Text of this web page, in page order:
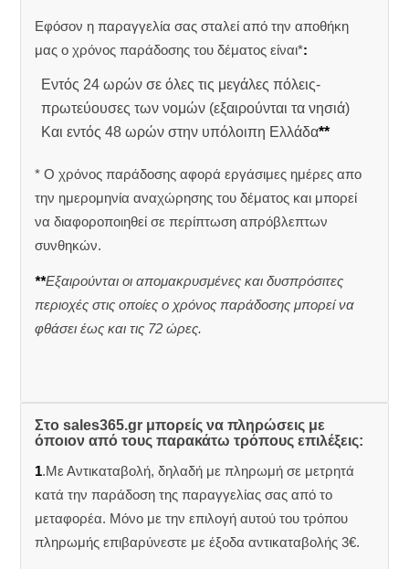
Εφόσον η παραγγελία σας σταλεί από την αποθήκη
μας ο χρόνος παράδοσης του δέματος είναι*:
Εντός 24 ωρών σε όλες τις μεγάλες πόλεις-
πρωτεύουσες των νομών (εξαιρούνται τα νησιά)
Και εντός 48 ωρών στην υπόλοιπη Ελλάδα**
* Ο χρόνος παράδοσης αφορά εργάσιμες ημέρες απο
την ημερομηνία αναχώρησης του δέματος και μπορεί
να διαφοροποιηθεί σε περίπτωση απρόβλεπτων
συνθηκών.
**Εξαιρούνται οι απομακρυσμένες και δυσπρόσιτες
περιοχές στις οποίες ο χρόνος παράδοσης μπορεί να
φθάσει έως και τις 72 ώρες.
Στο sales365.gr μπορείς να πληρώσεις με
όποιον από τους παρακάτω τρόπους επιλέξεις:
1.Με Αντικαταβολή, δηλαδή με πληρωμή σε μετρητά
κατά την παράδοση της παραγγελίας σας από το
μεταφορέα. Μόνο με την επιλογή αυτού του τρόπου
πληρωμής επιβαρύνεστε με έξοδα αντικαταβολής 3€.